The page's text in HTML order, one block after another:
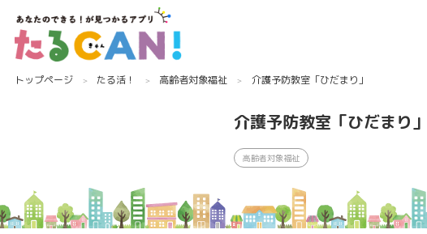
トップページ たる活！ 高齢者対象福祉 介護予防教室「ひだまり」
介護予防教室「ひだまり」
高齢者対象福祉